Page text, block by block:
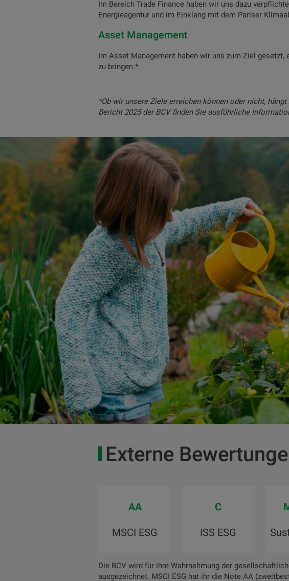
Im Bereich Trade Finance haben wir uns dazu
Energieagentur und im Einklang mit dem Pariser
Asset Management
Im Asset Management haben wir uns zum Ziel
zu bringen.*
*Ob wir unsere Ziele erreichen können oder nicht,
Bericht 2025 der BCV finden Sie ausführliche
Externe
AA
MSCI ESG
C
ISS ESG
Die BCV wird für ihre Wahrnehmung der
ausgezeichnet. MSCI ESG hat ihr die Note AA